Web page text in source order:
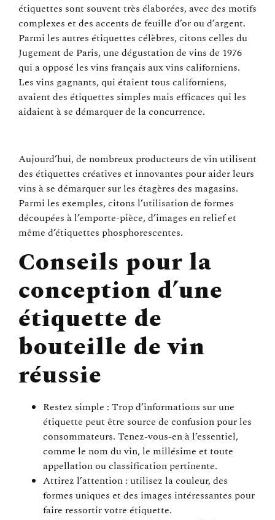
étiquettes sont souvent très élaborées, avec des motifs
complexes et des accents de feuille d’or ou d’argent.
Parmi les autres étiquettes célèbres, citons celles du
Jugement de Paris, une dégustation de vins de 1976
qui a opposé les vins français aux vins californiens.
Les vins gagnants, qui étaient tous californiens,
avaient des étiquettes simples mais efficaces qui les
aidaient à se démarquer de la concurrence.
Aujourd’hui, de nombreux producteurs de vin utilisent
des étiquettes créatives et innovantes pour aider leurs
vins à se démarquer sur les étagères des magasins.
Parmi les exemples, citons l’utilisation de formes
découpées à l’emporte-pièce, d’images en relief et
même d’étiquettes phosphorescentes.
Conseils pour la
conception d’une
étiquette de
bouteille de vin
réussie
Restez simple : Trop d’informations sur une
étiquette peut être source de confusion pour les
consommateurs. Tenez-vous-en à l’essentiel,
comme le nom du vin, le millésime et toute
appellation ou classification pertinente.
Attirez l’attention : utilisez la couleur, des
formes uniques et des images intéressantes pour
faire ressortir votre étiquette.